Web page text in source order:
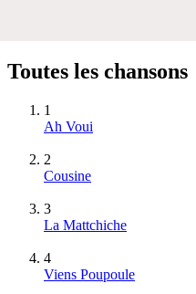
Toutes les chansons
1
Ah Voui
2
Cousine
3
La Mattchiche
4
Viens Poupoule